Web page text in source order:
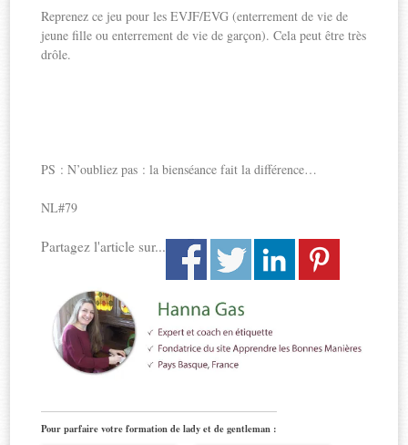
Reprenez ce jeu pour les EVJF/EVG (enterrement de vie de
jeune fille ou enterrement de vie de garçon). Cela peut être très
drôle.
PS : N’oubliez pas : la bienséance fait la différence…
NL#79
Partagez l'article sur...
Pour parfaire votre formation de lady et de gentleman :